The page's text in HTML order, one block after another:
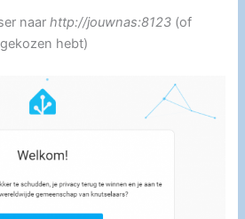
naarhttp://jouwnas:8123 (of
hebt)